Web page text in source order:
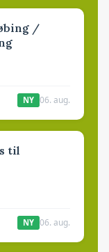
/
NY 06. aug.
til
NY 06. aug.